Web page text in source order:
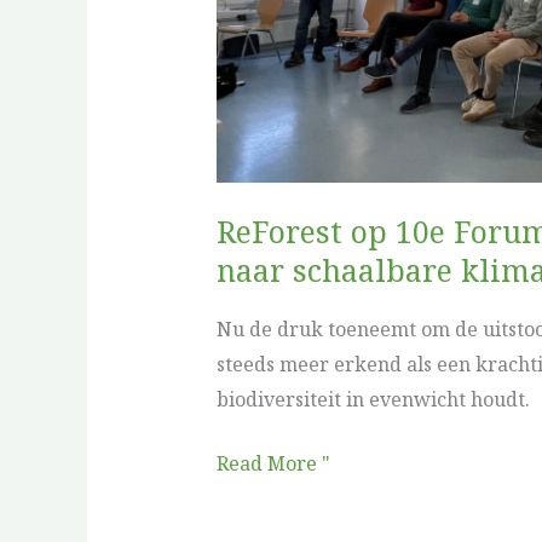
ReForest op 10e
naar schaalbare
Nu de druk toeneemt om de
steeds meer erkend als een
biodiversiteit in evenwicht houdt.
pad
naar
schaalbare
klimaatactie
Read More "